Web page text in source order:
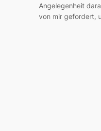
Angelegenheit
von mir gefordert,